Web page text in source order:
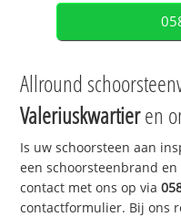
Allround
Valeriuskwartieren
Is uw schoorsteen aan
een schoorsteenbrand
contact met ons op via
contactformulier. Bij ons